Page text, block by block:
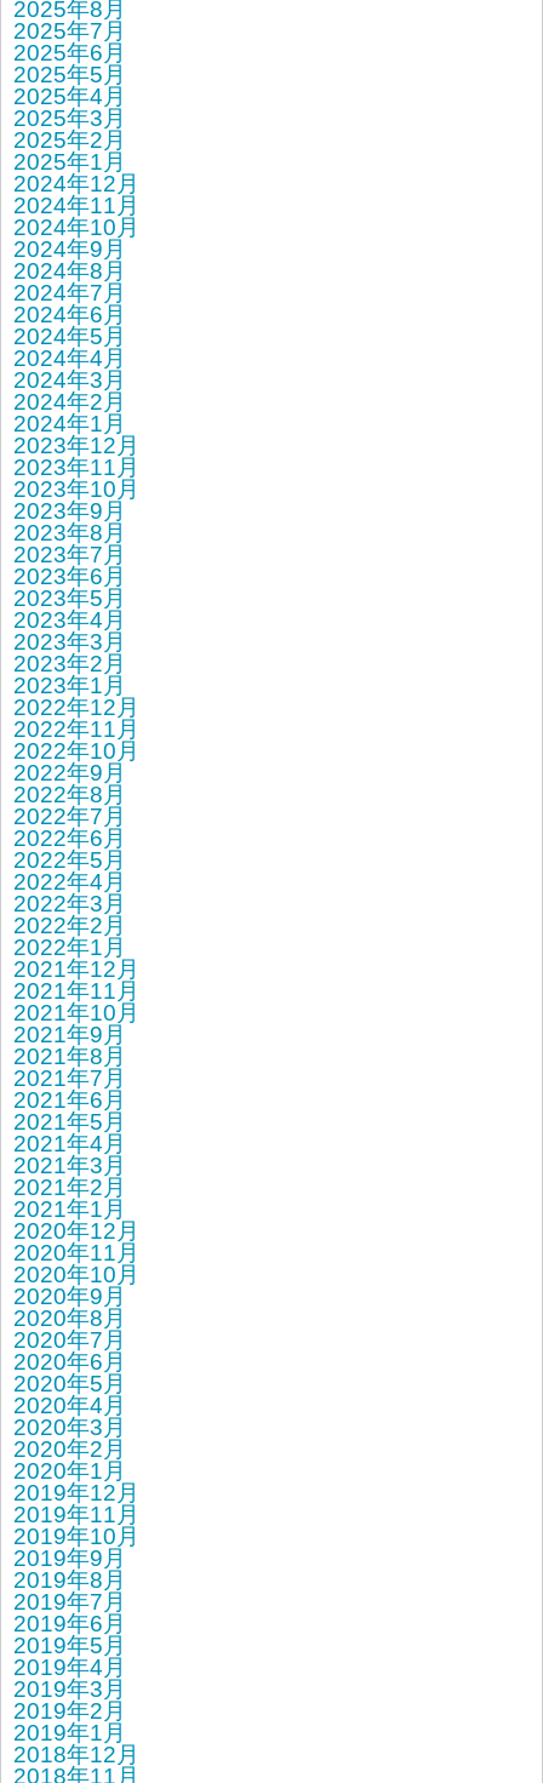
2025年8月
2025年7月
2025年6月
2025年5月
2025年4月
2025年3月
2025年2月
2025年1月
2024年12月
2024年11月
2024年10月
2024年9月
2024年8月
2024年7月
2024年6月
2024年5月
2024年4月
2024年3月
2024年2月
2024年1月
2023年12月
2023年11月
2023年10月
2023年9月
2023年8月
2023年7月
2023年6月
2023年5月
2023年4月
2023年3月
2023年2月
2023年1月
2022年12月
2022年11月
2022年10月
2022年9月
2022年8月
2022年7月
2022年6月
2022年5月
2022年4月
2022年3月
2022年2月
2022年1月
2021年12月
2021年11月
2021年10月
2021年9月
2021年8月
2021年7月
2021年6月
2021年5月
2021年4月
2021年3月
2021年2月
2021年1月
2020年12月
2020年11月
2020年10月
2020年9月
2020年8月
2020年7月
2020年6月
2020年5月
2020年4月
2020年3月
2020年2月
2020年1月
2019年12月
2019年11月
2019年10月
2019年9月
2019年8月
2019年7月
2019年6月
2019年5月
2019年4月
2019年3月
2019年2月
2019年1月
2018年12月
2018年11月